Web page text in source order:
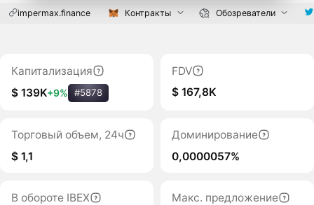
impermax.finance Контракты Обозреватели
Капитализация
$ 139K+9% #5878
FDV
$ 167,8K
Торговый объем, 24ч
$ 1,1
Доминирование
0,0000057%
В обороте IBEX
Макс. предложение